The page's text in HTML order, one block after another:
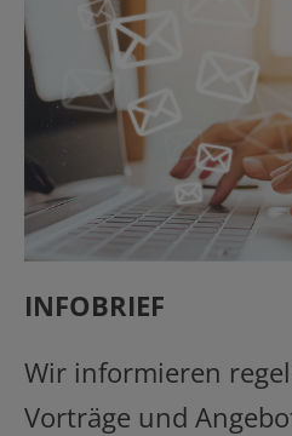
INFOBRIEF
Wir informieren
Vorträge und